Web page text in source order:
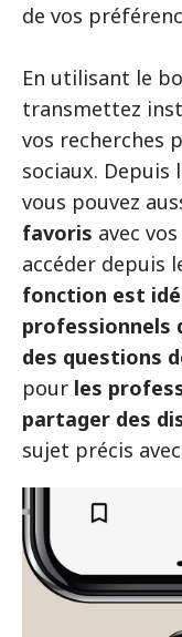
de vos
En utilisant le
transmettez
vos recherches
sociaux. Depuis
vous pouvez
favoris avec
accéder depuis
fonction est
professionnels
des questions
pour les
partager des
sujet précis